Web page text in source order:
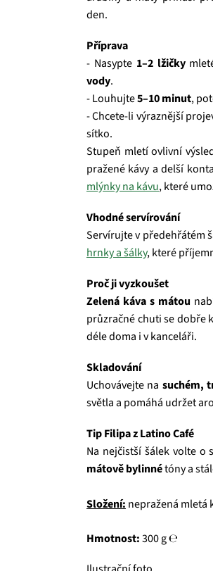
den.
Příprava
- Nasypte 1–2 lžičky
vody.
- Louhujte5–10 minut,
- Chcete-li výraznější
sítko.
Stupeň mletí ovlivní
pražené kávy a delší
mlýnky na kávu, které
Vhodné servírování
Servírujte v předehřátém
hrnky a šálky, které
Proč ji vyzkoušet
Zelená káva s mátou
průzračné chuti se dobře
déle doma i v kanceláři.
Skladování
Uchovávejte na suchém,
světla a pomáhá udržet
Tip Filipa z Latino Café
Na nejčistší šálek volte o
mátově bylinnétóny a
Složení:nepražená mletá
Hmotnost:300 g ℮